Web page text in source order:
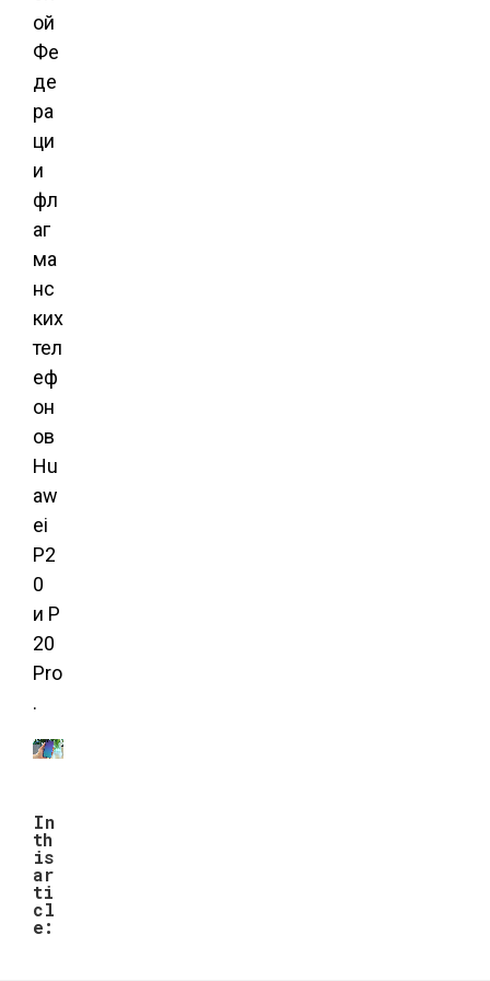
ой
Фе
де
ра
ци
и
фл
аг
ма
нс
ких
тел
еф
он
ов
Hu
aw
ei
P2
0
и P
20
Pro
.
In
th
is
ar
ti
cl
e: